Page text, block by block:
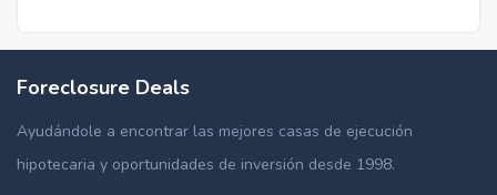
Foreclosure Deals
Ayudándole a encontrar las mejores casas de ejecución
hipotecaria y oportunidades de inversión desde 1998.